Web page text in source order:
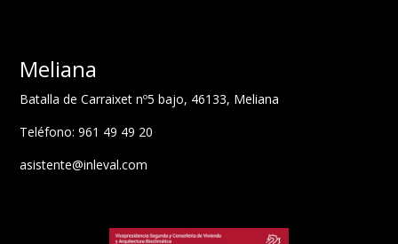
Meliana
Batalla de Carraixet nº5 bajo, 46133, Meliana
Teléfono: 961 49 49 20
asistente@inleval.com